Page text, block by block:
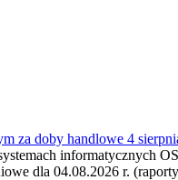
za doby handlowe 4
informatycznych
dla 04.08.2026 r.